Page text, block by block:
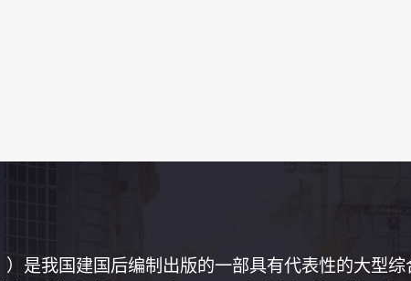
是我国建国后编制出版的一部具有代表性的大型